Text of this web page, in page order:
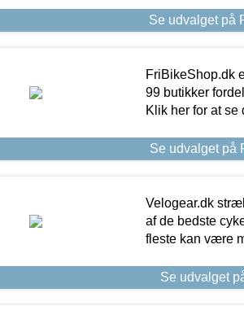
Se udvalget på
FriBikeShop.dk
99 butikker
Klik her for at se
Se udvalget på
Velogear.dk
af de bedste
fleste kan være
Se udvalget